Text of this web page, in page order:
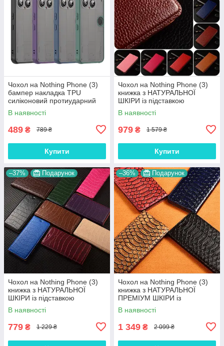
Чохол на Nothing Phone (3)
бампер накладка TPU
силіконовий протиударний
оригінальний "MATT-HYBRID"
В наявності
489 ₴ 789 ₴
Купити
Чохол на Nothing Phone (3)
книжка з НАТУРАЛЬНОЇ
ШКІРИ із підставкою
візитницею протиударний
магнітний "BULL"
В наявності
979 ₴ 1 579 ₴
Купити
–37% Подарунок
Чохол на Nothing Phone (3)
книжка з НАТУРАЛЬНОЇ
ШКІРИ із підставкою
візитницею протиударний
магнітний "LUXOR"
В наявності
779 ₴ 1 229 ₴
–36% Подарунок
Чохол на Nothing Phone (3)
книжка з НАТУРАЛЬНОЇ
ПРЕМІУМ ШКІРИ із
підставкою протиударний
магнітний "PYTHON"
В наявності
1 349 ₴ 2 099 ₴